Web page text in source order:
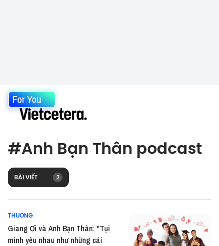
For You
#Anh Bạn Thân podcast
BÀI VIẾT 2
THƯƠNG
Giang Ơi và Anh Bạn Thân: "Tụi
mình yêu nhau như những cái